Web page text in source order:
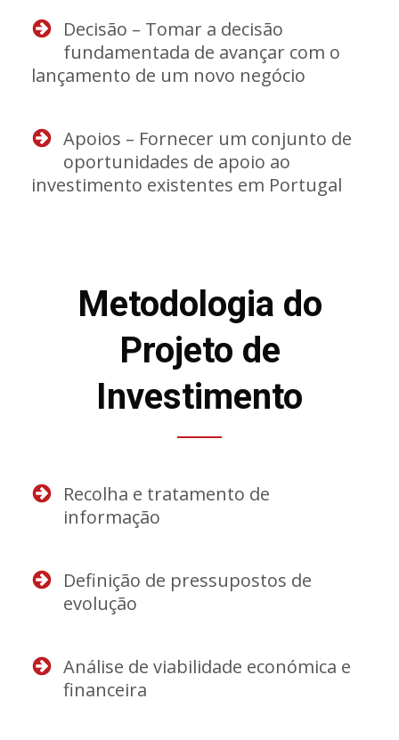
Decisão – Tomar a decisão
fundamentada de avançar com o
lançamento de um novo negócio
Apoios – Fornecer um conjunto de
oportunidades de apoio ao
investimento existentes em Portugal
Metodologia do
Projeto de
Investimento
Recolha e tratamento de
informação
Definição de pressupostos de
evolução
Análise de viabilidade económica e
financeira